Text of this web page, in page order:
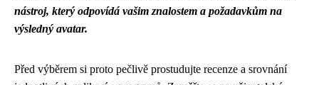
nástroj, který odpovídá vašim znalostem a požadavkům na
výsledný avatar.
Před výběrem si proto pečlivě prostudujte recenze a srovnání